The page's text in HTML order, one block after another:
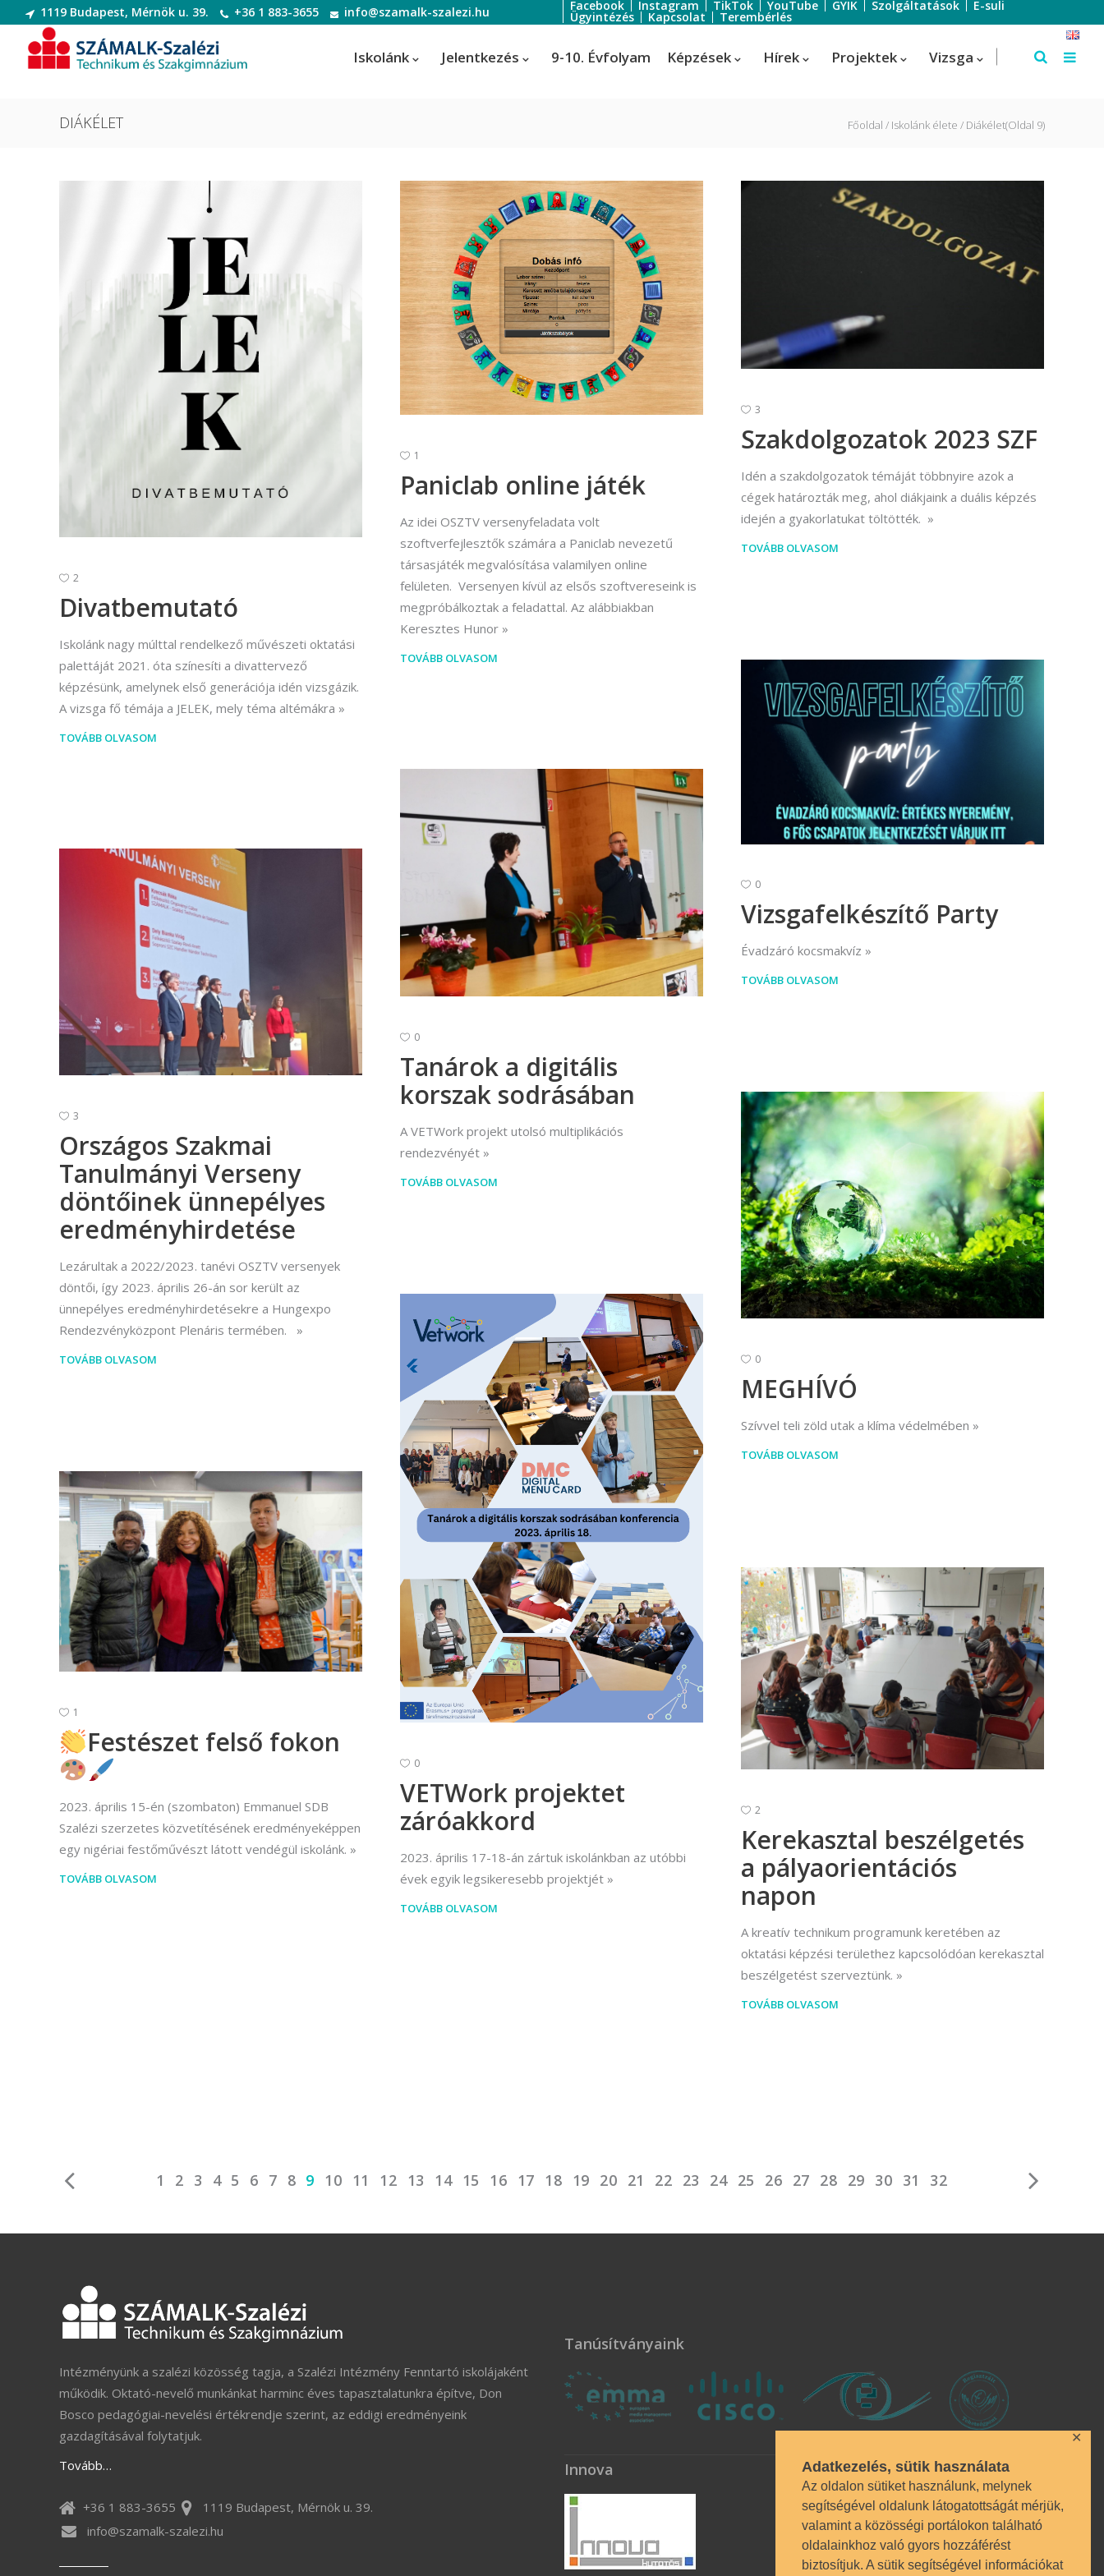
Adatkezelés, sütik használata
Az oldalon sütiket használunk, melynek
segítségével oldalunk látogatottságát mérjük,
valamint a közösségi portálokon található
oldalainkhoz való gyors hozzáférést
biztosítjuk. A sütik segítségével információkat
✕
1119 Budapest, Mérnök u. 39. +36 1 883-3655 info@szamalk-szalezi.hu Facebook Instagram TikTok YouTube GYIK Szolgáltatások E-suli
Ügyintézés Kapcsolat Terembérlés
Iskolánk Jelentkezés 9-10. Évfolyam Képzések
alkalmazás-üzemeltető technikus
alkalmazás-üzemeltető technikus
Szoftverfejlesztő és -tesztelő
Szoftverfejlesztő és -tesztelő
Digitális festő és média designer
Digitális festő és média designer
Divat-, jelmez- és díszlettervező
Divat-, jelmez- és díszlettervező
Fotográfus (Kreatív fotográfus)
Képző és iparművészeti
munkatárs (Festő)
Mozgókép- és animációkészítő
Mozgókép- és animációkészítő
Informatikai rendszer- és
alkalmazás-üzemeltető technikus
Szálloda-szervező
Turisztikai technikus – 1 éves
Turisztikai technikus (turisztikai
Vállalkozási ügyviteli ügyintéző
Hírek Projektek Vizsga
DIÁKÉLET Főoldal Iskolánk élete Diákélet(Oldal 9)
2
Divatbemutató
Iskolánk nagy múlttal rendelkező művészeti oktatási
palettáját 2021. óta színesíti a divattervező
képzésünk, amelynek első generációja idén vizsgázik.
A vizsga fő témája a JELEK, mely téma altémákra
TOVÁBB OLVASOM
1
Paniclab online játék
Az idei OSZTV versenyfeladata volt
szoftverfejlesztők számára a Paniclab nevezetű
társasjáték megvalósítása valamilyen online
felületen. Versenyen kívül az elsős szoftvereseink is
megpróbálkoztak a feladattal. Az alábbiakban
Keresztes Hunor
TOVÁBB OLVASOM
3
Szakdolgozatok 2023 SZF
Idén a szakdolgozatok témáját többnyire azok a
cégek határozták meg, ahol diákjaink a duális képzés
idején a gyakorlatukat töltötték.
TOVÁBB OLVASOM
0
Vizsgafelkészítő Party
Évadzáró kocsmakvíz
TOVÁBB OLVASOM
0
Tanárok a digitális
korszak sodrásában
A VETWork projekt utolsó multiplikációs
rendezvényét
TOVÁBB OLVASOM
3
Országos Szakmai
Tanulmányi Verseny
döntőinek ünnepélyes
eredményhirdetése
Lezárultak a 2022/2023. tanévi OSZTV versenyek
döntői, így 2023. április 26-án sor került az
ünnepélyes eredményhirdetésekre a Hungexpo
Rendezvényközpont Plenáris termében.
TOVÁBB OLVASOM 0
MEGHÍVÓ
Szívvel teli zöld utak a klíma védelmében
TOVÁBB OLVASOM
0
VETWork projektet
záróakkord
2023. április 17-18-án zártuk iskolánkban az utóbbi
évek egyik legsikeresebb projektjét
TOVÁBB OLVASOM
1
Festészet felső fokon
2023. április 15-én (szombaton) Emmanuel SDB
Szalézi szerzetes közvetítésének eredményeképpen
egy nigériai festőművészt látott vendégül iskolánk.
TOVÁBB OLVASOM
2
Kerekasztal beszélgetés
a pályaorientációs
napon
A kreatív technikum programunk keretében az
oktatási képzési területhez kapcsolódóan kerekasztal
beszélgetést szerveztünk.
TOVÁBB OLVASOM
1 2 3 4 5 6 7 8 9 10 11 12 13 14 15 16 17 18 19 20 21 22 23 24 25 26 27 28 29 30 31 32
Intézményünk a szalézi közösség tagja, a Szalézi Intézmény Fenntartó iskolájaként
működik. Oktató-nevelő munkánkat harminc éves tapasztalatunkra építve, Don
Bosco pedagógiai-nevelési értékrendje szerint, az eddigi eredményeink
gazdagításával folytatjuk.
Tovább…
+36 1 883-3655
1119 Budapest, Mérnök u. 39.
info@szamalk-szalezi.hu
Tanúsítványaink
Innova